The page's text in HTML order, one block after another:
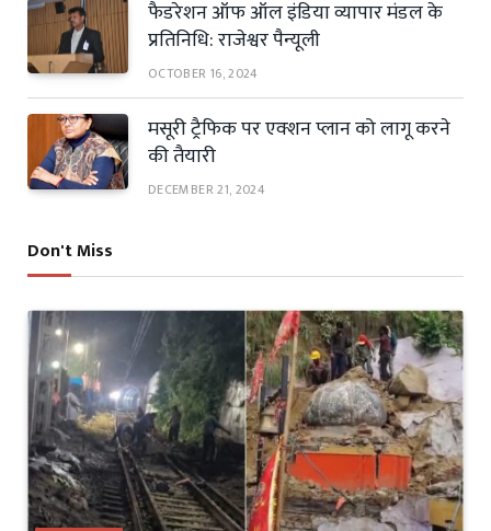
फैडरेशन ऑफ ऑल इंडिया व्यापार मंडल के
प्रतिनिधि: राजेश्वर पैन्यूली
OCTOBER 16, 2024
मसूरी ट्रैफिक पर एक्शन प्लान को लागू करने
की तैयारी
DECEMBER 21, 2024
Don't Miss